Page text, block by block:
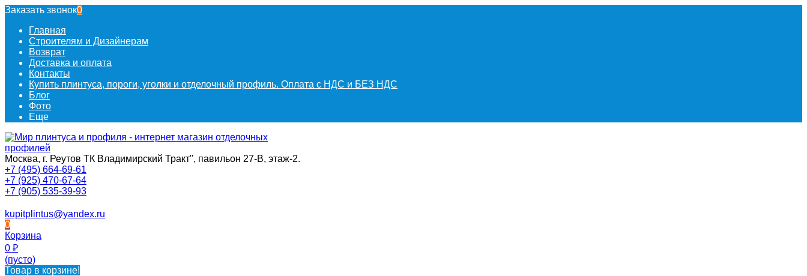
Заказать звонок0
Главная
Строителям и Дизайнерам
Возврат
Доставка и оплата
Контакты
Купить плинтуса, пороги, уголки и отделочный профиль. Оплата с НДС и БЕЗ НДС
Блог
Фото
Еще
Москва, г. Реутов ТК Владимирский Тракт", павильон 27-В, этаж-2.
+7 (495) 664-69-61
+7 (925) 470-67-64
+7 (905) 535-39-93
kupitplintus@yandex.ru
0
Корзина
0 ₽
(пусто)
Товар в корзине!